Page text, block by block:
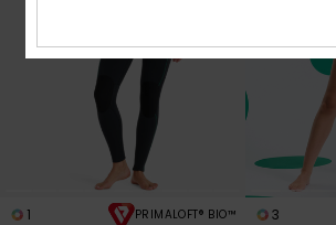
1 PRIMALOFT® BIO™ 3